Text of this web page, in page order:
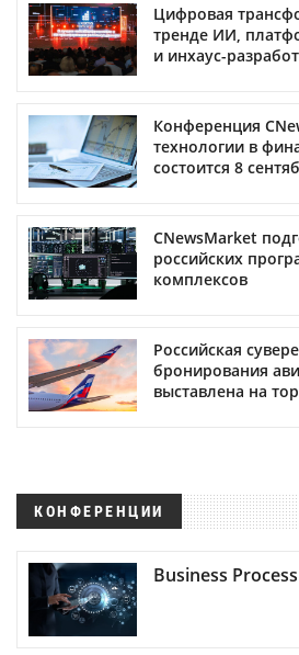
Цифровая
тренде ИИ,
и инхаус-
Конференция
технологии в
состоится 8
CNewsMarket
российских
комплексов
Российская
бронирования
выставлена на
КОНФЕРЕНЦИИ
Business